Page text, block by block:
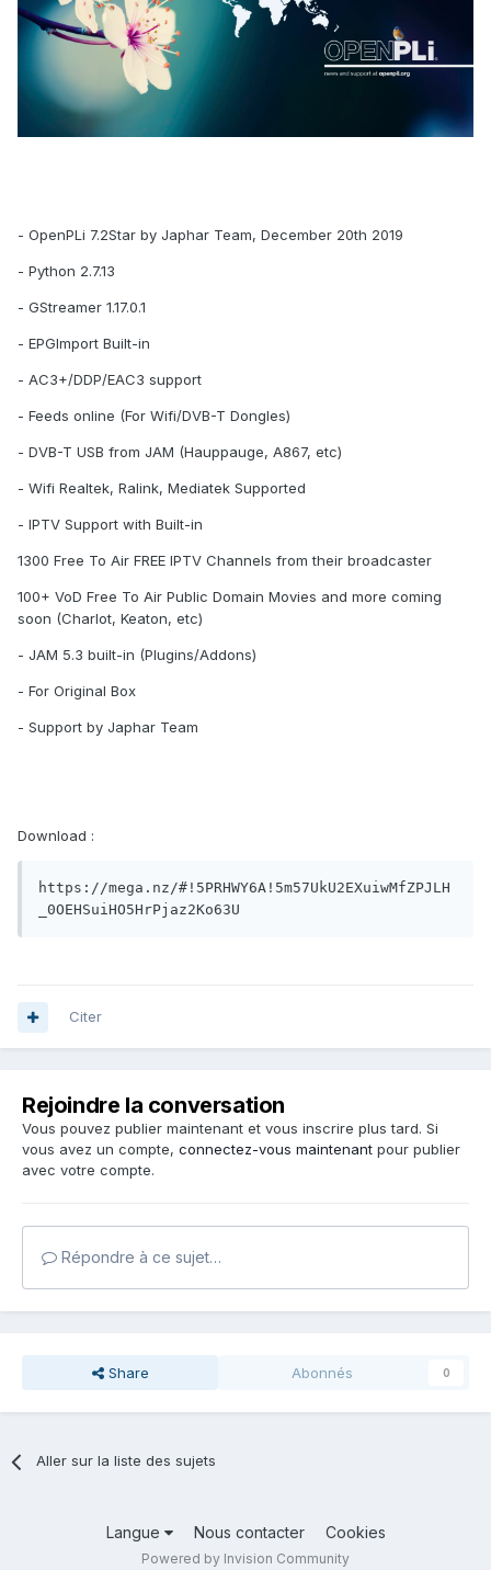
- OpenPLi 7.2Star by Japhar Team, December 20th 2019
- Python 2.7.13
- GStreamer 1.17.0.1
- EPGImport Built-in
- AC3+/DDP/EAC3 support
- Feeds online (For Wifi/DVB-T Dongles)
- DVB-T USB from JAM (Hauppauge, A867, etc)
- Wifi Realtek, Ralink, Mediatek Supported
- IPTV Support with Built-in
1300 Free To Air FREE IPTV Channels from their broadcaster
100+ VoD Free To Air Public Domain Movies and more coming
soon (Charlot, Keaton, etc)
- JAM 5.3 built-in (Plugins/Addons)
- For Original Box
- Support by Japhar Team
Download :
https://mega.nz/#!5PRHWY6A!5m57UkU2EXuiwMfZPJLH
_0OEHSuiHO5HrPjaz2Ko63U
Citer
Rejoindre la conversation
Vous pouvez publier maintenant et vous inscrire plus tard. Si
vous avez un compte, connectez-vous maintenant pour publier
avec votre compte.
Répondre à ce sujet…
Share Abonnés 0
Aller sur la liste des sujets
Langue Nous contacter Cookies
Powered by Invision Community